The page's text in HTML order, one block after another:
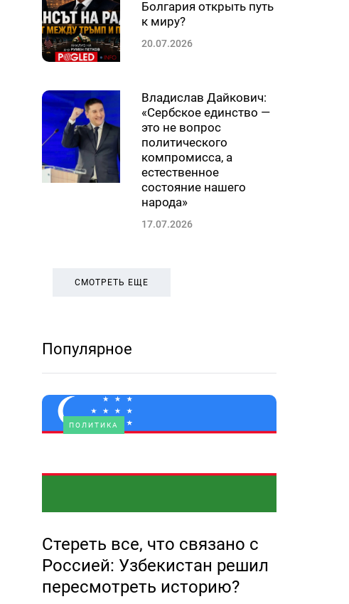
Болгария открыть путь
к миру?
20.07.2026
Владислав Дайкович:
«Сербское единство —
это не вопрос
политического
компромисса, а
естественное
состояние нашего
народа»
17.07.2026
СМОТРЕТЬ ЕЩЕ
Популярное
ПОЛИТИКА
Стереть все, что связано с
Россией: Узбекистан решил
пересмотреть историю?